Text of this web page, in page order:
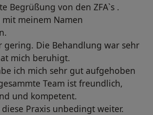
Begrüßung von den ZFA`s .
meinem Namen
gering. Die Behandlung war sehr
mich beruhigt.
ich mich sehr gut aufgehoben
Team ist freundlich,
und kompetent.
Praxis unbedingt weiter.